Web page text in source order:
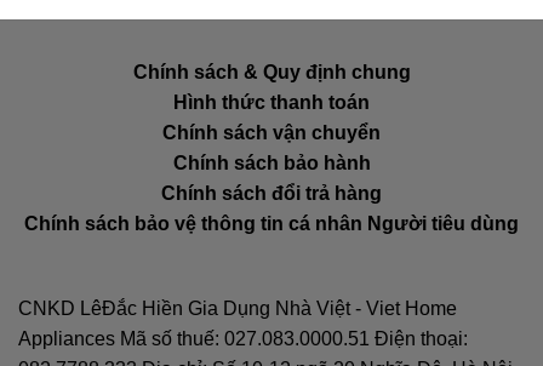
Chính sách & Quy định chung
Hình thức thanh toán
Chính sách vận chuyển
Chính sách bảo hành
Chính sách đổi trả hàng
Chính sách bảo vệ thông tin cá nhân Người tiêu dùng
CNKD LêĐắc Hiền Gia Dụng Nhà Việt - Viet Home
Appliances Mã số thuế: 027.083.0000.51 Điện thoại: